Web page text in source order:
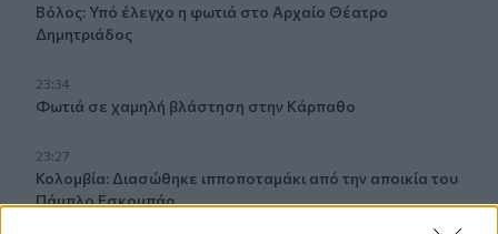
Βόλος: Υπό έλεγχο η φωτιά στο Αρχαίο Θέατρο
Δημητριάδος
23:34
Φωτιά σε χαμηλή βλάστηση στην Κάρπαθο
23:27
Κολομβία: Διασώθηκε ιπποποταμάκι από την αποικία του
Πάμπλο Εσκομπάρ